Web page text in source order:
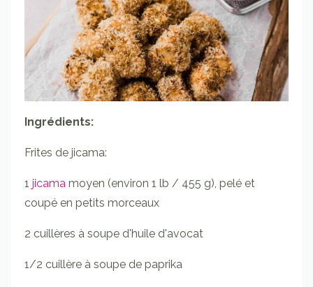
Ingrédients:
Frites de jicama:
1 jicama moyen (environ 1 lb / 455 g), pelé et
coupé en petits morceaux
2 cuillères à soupe d'huile d'avocat
1/2 cuillère à soupe de paprika